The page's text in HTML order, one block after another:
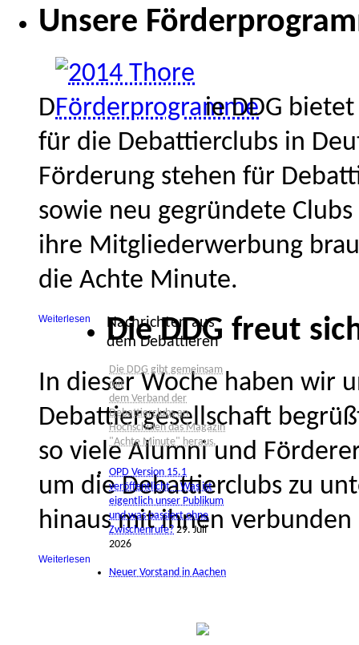
Unsere
D
ie DDG
für die Debattierclubs in
Förderung stehen für
sowie neu gegründete
ihre Mitgliederwerbung
die Achte Minute.
Weiterlesen Die DDG freut
In dieser Woche haben wir
Debattiergesellschaft
so viele Alumni und
um die Debattierclubs zu
hinaus mit ihnen verbunden
Weiterlesen
Nachrichten aus
dem Debattieren
Die DDG gibt gemeinsam
mit
dem Verband der
Debattierclubs an
Hochschulen das Magazin
"Achte Minute" heraus.
OPD Version 15.1
veröffentlicht – Was ist
eigentlich unser Publikum
und was passiert ohne
Zwischenrufe? 29. Juli
2026
Neuer Vorstand in Aachen